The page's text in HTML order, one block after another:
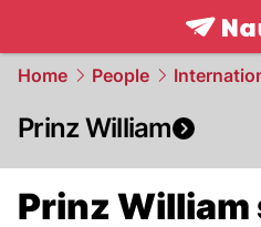
Home People
Prinz William
Prinz William